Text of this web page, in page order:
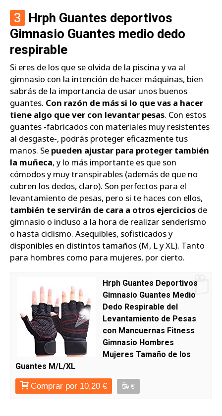
3 Hrph Guantes deportivos
Gimnasio Guantes medio dedo
respirable
Si eres de los que se olvida de la piscina y va al
gimnasio con la intención de hacer máquinas, bien
sabrás de la importancia de usar unos buenos
guantes. Con razón de más si lo que vas a hacer
tiene algo que ver con levantar pesas. Con estos
guantes -fabricados con materiales muy resistentes
al desgaste-, podrás proteger eficazmente tus
manos. Se pueden ajustar para proteger también
la muñeca, y lo más importante es que son
cómodos y muy transpirables (además de que no
cubren los dedos, claro). Son perfectos para el
levantamiento de pesas, pero si te haces con ellos,
también te servirán de cara a otros ejercicios de
gimnasio o incluso a la hora de realizar senderismo
o hasta ciclismo. Asequibles, sofisticados y
disponibles en distintos tamaños (M, L y XL). Tanto
para hombres como para mujeres, por cierto.
Hrph Guantes Deportivos
Gimnasio Guantes Medio
Dedo Respirable del
Levantamiento de Pesas
con Mancuernas Fitness
Gimnasio Hombres
Mujeres Tamaño de los
Guantes M/L/XL
Comprar por 10,20 € €